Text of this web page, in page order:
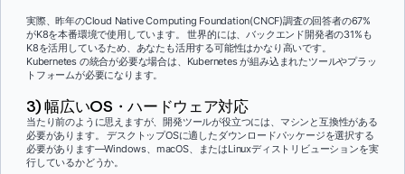
実際、昨年のCloud Native Computing Foundation(CNCF)調査の回答者の67%
がK8を本番環境で使用しています。 世界的には、バックエンド開発者の31%も
K8を活用しているため、あなたも活用する可能性はかなり高いです。
Kubernetes の統合が必要な場合は、Kubernetes が組み込まれたツールやプラッ
トフォームが必要になります。
3) 幅広いOS・ハードウェア対応
当たり前のように思えますが、開発ツールが役立つには、マシンと互換性がある
必要があります。 デスクトップOSに適したダウンロードパッケージを選択する
必要があります—Windows、macOS、またはLinuxディストリビューションを実
行しているかどうか。